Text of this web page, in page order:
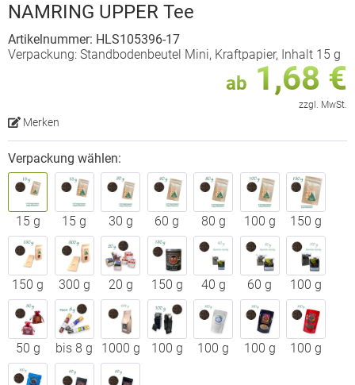
NAMRING UPPER Tee
Artikelnummer: HLS105396-17
Verpackung: Standbodenbeutel Mini, Kraftpapier, Inhalt 15 g
ab 1,68 €
zzgl. MwSt.
Merken
Verpackung wählen:
15 g 15 g 30 g 60 g 80 g 100 g 150 g
150 g 300 g 20 g 150 g 40 g 60 g 100 g
50 g bis 8 g 1000 g 100 g 100 g 100 g 100 g